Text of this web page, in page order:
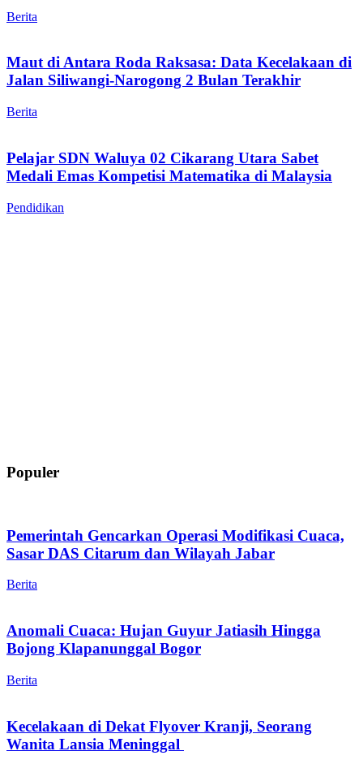
Berita
Maut di Antara Roda Raksasa: Data Kecelakaan di
Jalan Siliwangi-Narogong 2 Bulan Terakhir
Berita
Pelajar SDN Waluya 02 Cikarang Utara Sabet
Medali Emas Kompetisi Matematika di Malaysia
Pendidikan
Populer
Pemerintah Gencarkan Operasi Modifikasi Cuaca,
Sasar DAS Citarum dan Wilayah Jabar
Berita
Anomali Cuaca: Hujan Guyur Jatiasih Hingga
Bojong Klapanunggal Bogor
Berita
Kecelakaan di Dekat Flyover Kranji, Seorang
Wanita Lansia Meninggal